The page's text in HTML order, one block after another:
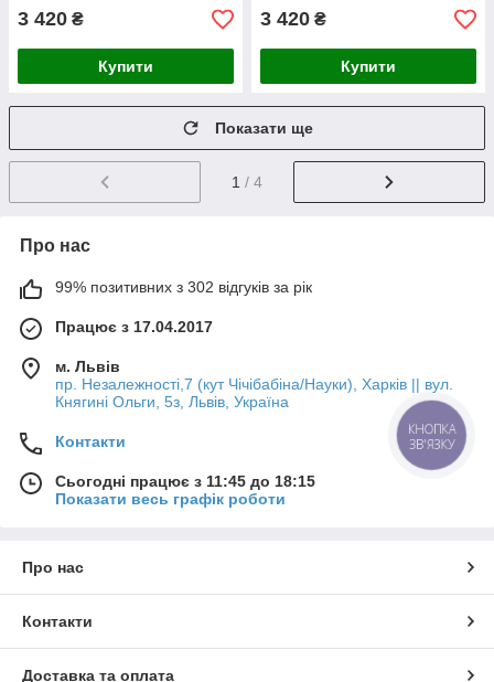
3 420 ₴
Купити
3 420 ₴
Купити
Показати ще
1 / 4
Про нас
99% позитивних з 302 відгуків за рік
Працює з 17.04.2017
м. Львів
пр. Незалежності,7 (кут Чічібабіна/Науки), Харків || вул.
Княгині Ольги, 5з, Львів, Україна
Контакти
Сьогодні працює з 11:45 до 18:15
Показати весь графік роботи
Про нас
Контакти
Доставка та оплата
КНОПКА
ЗВ'ЯЗКУ